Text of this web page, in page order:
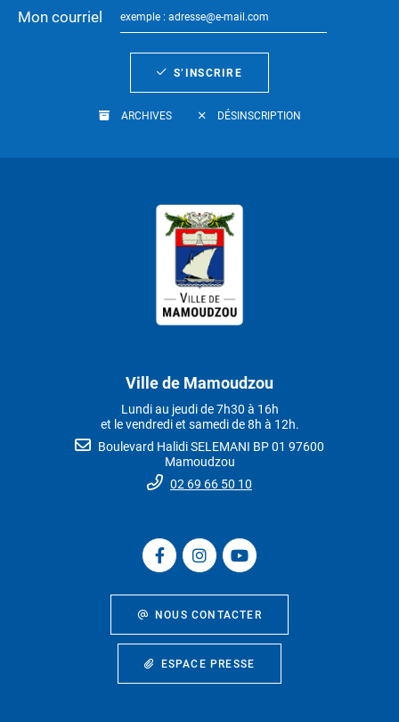
Mon courriel
S’INSCRIRE
ARCHIVES DÉSINSCRIPTION
Ville de Mamoudzou
Lundi au jeudi de 7h30 à 16h
et le vendredi et samedi de 8h à 12h.
Boulevard Halidi SELEMANI BP 01 97600
Mamoudzou
02 69 66 50 10
NOUS CONTACTER
ESPACE PRESSE